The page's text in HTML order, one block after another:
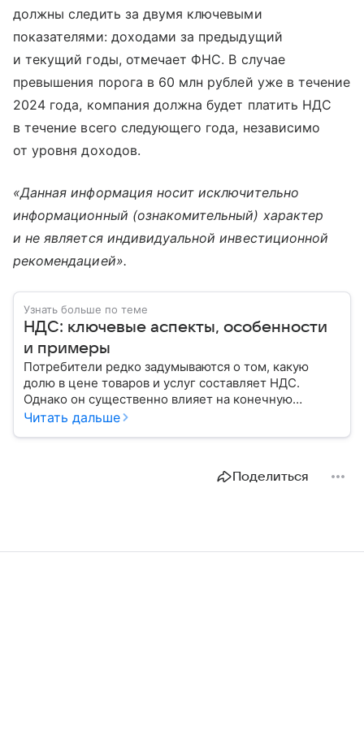
должны следить за двумя ключевыми
показателями: доходами за предыдущий
и текущий годы, отмечает ФНС. В случае
превышения порога в 60 млн рублей уже в течение
2024 года, компания должна будет платить НДС
в течение всего следующего года, независимо
от уровня доходов.
«Данная информация носит исключительно
информационный (ознакомительный) характер
и не является индивидуальной инвестиционной
рекомендацией».
Узнать больше по теме
НДС: ключевые аспекты, особенности
и примеры
Потребители редко задумываются о том, какую
долю в цене товаров и услуг составляет НДС.
Однако он существенно влияет на конечную
стоимость покупок. Рассмотрим основы, примеры
Читать дальше
Поделиться